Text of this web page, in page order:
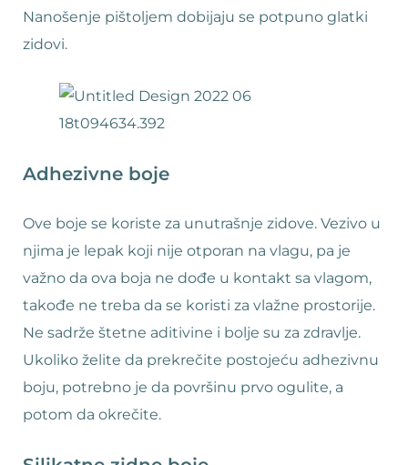
Nanošenje pištoljem dobijaju se potpuno glatki
zidovi.
Adhezivne boje
Ove boje se koriste za unutrašnje zidove. Vezivo u
njima je lepak koji nije otporan na vlagu, pa je
važno da ova boja ne dođe u kontakt sa vlagom,
takođe ne treba da se koristi za vlažne prostorije.
Ne sadrže štetne aditivine i bolje su za zdravlje.
Ukoliko želite da prekrečite postojeću adhezivnu
boju, potrebno je da površinu prvo ogulite, a
potom da okrečite.